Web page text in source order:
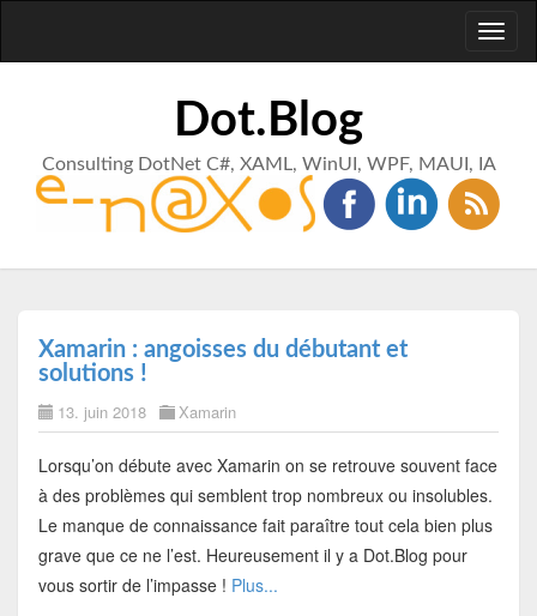
Dot.Blog
Consulting DotNet C#, XAML, WinUI, WPF, MAUI, IA
Xamarin : angoisses du débutant et
solutions !
13. juin 2018 Xamarin
Lorsqu’on débute avec Xamarin on se retrouve souvent face
à des problèmes qui semblent trop nombreux ou insolubles.
Le manque de connaissance fait paraître tout cela bien plus
grave que ce ne l’est. Heureusement il y a Dot.Blog pour
vous sortir de l’impasse ! Plus...